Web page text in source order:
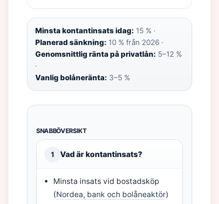
Minsta kontantinsats idag: 15 % ·
Planerad sänkning: 10 % från 2026 ·
Genomsnittlig ränta på privatlån: 5–12 %
·
Vanlig bolåneränta: 3–5 %
SNABBÖVERSIKT
1 Vad är kontantinsats?
Minsta insats vid bostadsköp
(Nordea, bank och bolåneaktör)